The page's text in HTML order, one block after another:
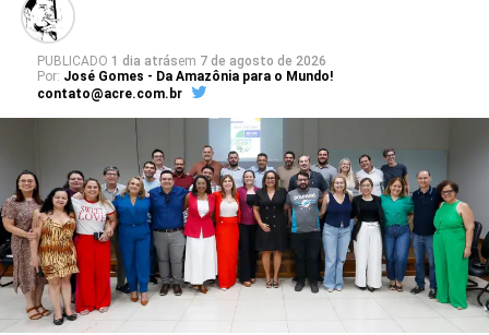
PUBLICADO 1 dia atrásem 7 de agosto de 2026
Por: José Gomes - Da Amazônia para o Mundo!
contato@acre.com.br